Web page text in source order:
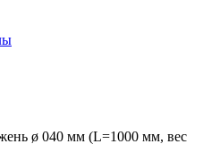
ø 040 мм (L=1000 мм, вес